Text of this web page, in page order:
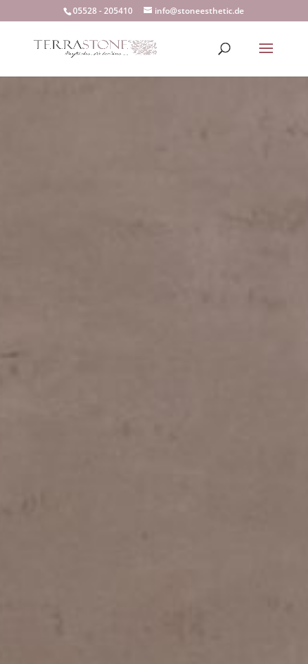
05528 - 205410 info@stoneesthetic.de